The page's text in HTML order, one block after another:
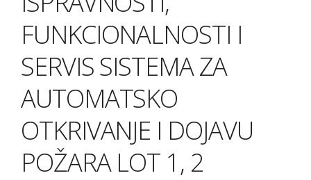
FUNKCIONALNOSTI I
SERVIS SISTEMA ZA
AUTOMATSKO
OTKRIVANJE I DOJAVU
POŽARA LOT 1, 2